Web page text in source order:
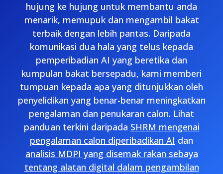
hujung ke hujung untuk membantu anda
menarik, memupuk dan mengambil bakat
terbaik dengan lebih pantas. Daripada
komunikasi dua hala yang telus kepada
pemperibadian AI yang beretika dan
kumpulan bakat bersepadu, kami memberi
tumpuan kepada apa yang ditunjukkan oleh
penyelidikan yang benar-benar meningkatkan
pengalaman dan penukaran calon. Lihat
panduan terkini daripada SHRM mengenai
pengalaman calon diperibadikan AI dan
analisis MDPI yang disemak rakan sebaya
tentang alatan digital dalam pengambilan